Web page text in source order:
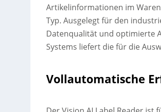
Artikelinformationen im
Typ. Ausgelegt für den
Datenqualität und optimierte
Systems liefert die für die
Vollautomatische